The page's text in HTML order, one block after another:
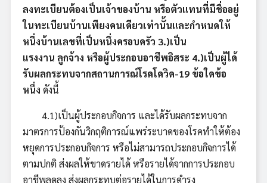
ลงทะเบียนต้องเป็นเจ้าของบ้าน หรือตัวแทนที่มีชื่ออยู่
ในทะเบียนบ้านเพียงคนเดียวเท่านั้นและกำหนดให้
หนึ่งบ้านเลขที่เป็นหนึ่งครอบครัว 3.)เป็น
แรงงาน ลูกจ้าง หรือผู้ประกอบอาชีพอิสระ 4.)เป็นผู้ได้
รับผลกระทบจากสถานการณ์โรคโควิด-19 ข้อใดข้อ
หนึ่ง ดังนี้
4.1)เป็นผู้ประกอบกิจการ และได้รับผลกระทบจาก
มาตรการป้องกันวิกฤติการณ์แพร่ระบาดของโรคทำให้ต้อง
หยุดการประกอบกิจการ หรือไม่สามารถประกอบกิจการได้
ตามปกติ ส่งผลให้ขาดรายได้ หรือรายได้จากการประกอบ
อาชีพลดลง ส่งผลกระทบต่อรายได้ในการดำรง